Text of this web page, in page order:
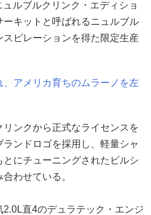
ルブルクリンク・エディショ
キットと呼ばれるニュルブル
ピレーションを得た限定生産
アメリカ育ちのムラーノを左
ンクから正式なライセンスを
ンドロゴを採用し、軽量シャ
にチューニングされたビルシ
わせている。
直4のデュラテック・エンジ